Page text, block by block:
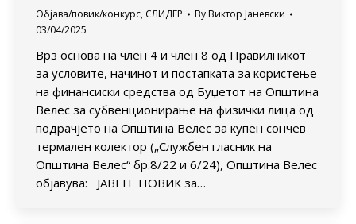
Објава/повик/конкурс, СЛИДЕР By Виктор Јаневски
03/04/2025
Врз основа на член 4 и член 8 од Правилникот
за условите, начинот и постапката за користење
на финансиски средства од Буџетот на Општина
Велес за субвенционирање на физички лица од
подрачјето на Општина Велес за купен сончев
термален колектор („Службен гласник на
Општина Велес“ бр.8/22 и 6/24), Општина Велес
објавува: ЈАВЕН ПОВИК за…